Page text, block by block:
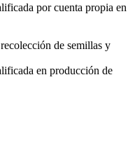
por cuenta propia en
de semillas y
en producción de